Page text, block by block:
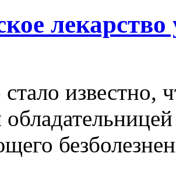
лекарство
известно,